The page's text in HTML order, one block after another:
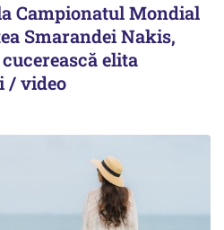
Campionatul Mondial
Smarandei Nakis,
elita
/ video